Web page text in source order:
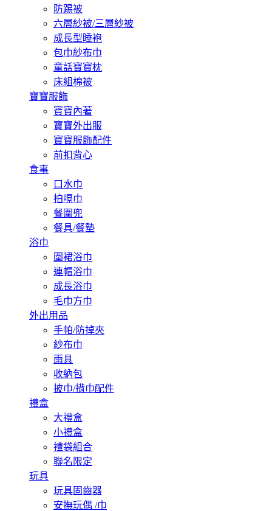
防踢被
六層紗被/三層紗被
成長型睡袍
包巾紗布巾
童話寶寶枕
床組棉被
寶寶服飾
寶寶內著
寶寶外出服
寶寶服飾配件
前扣背心
食事
口水巾
拍嗝巾
餐圍兜
餐具/餐墊
浴巾
圍裙浴巾
連帽浴巾
成長浴巾
毛巾方巾
外出用品
手帕/防掉夾
紗布巾
雨具
收納包
披巾/揹巾配件
禮盒
大禮盒
小禮盒
禮袋組合
聯名限定
玩具
玩具固齒器
安撫玩偶 /巾